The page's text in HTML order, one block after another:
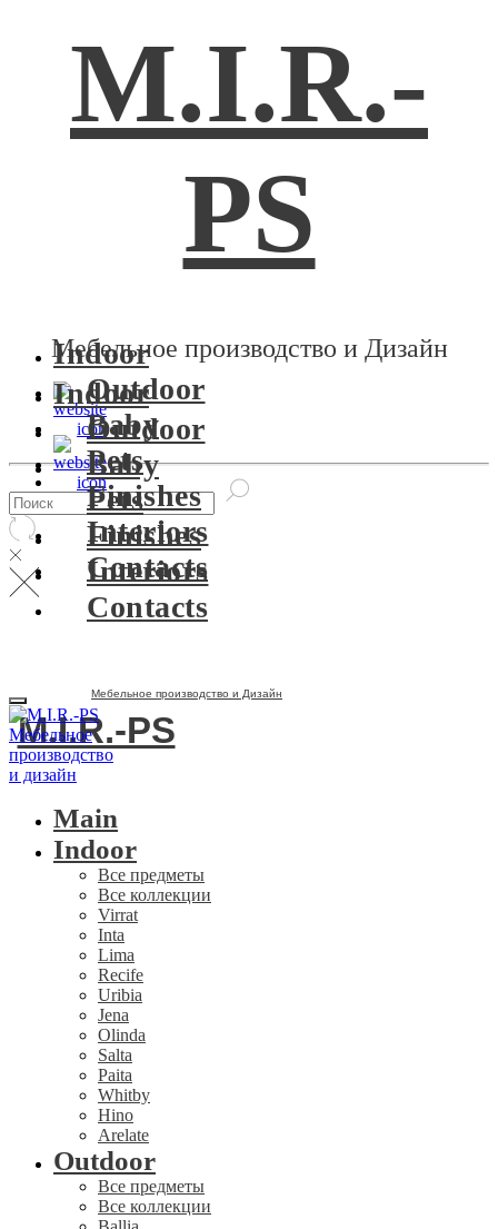
M.I.R.-
PS
Мебельное производство и Дизайн
Indoor
Outdoor
Baby
Pets
Finishes
Interiors
Contacts
Indoor
Outdoor
Baby
Pets
Finishes
Interiors
Contacts
Мебельное производство и Дизайн
M.I.R.-PS
Main
Indoor
Все предметы
Все коллекции
Virrat
Inta
Lima
Recife
Uribia
Jena
Olinda
Salta
Paita
Whitby
Hino
Arelate
Outdoor
Все предметы
Все коллекции